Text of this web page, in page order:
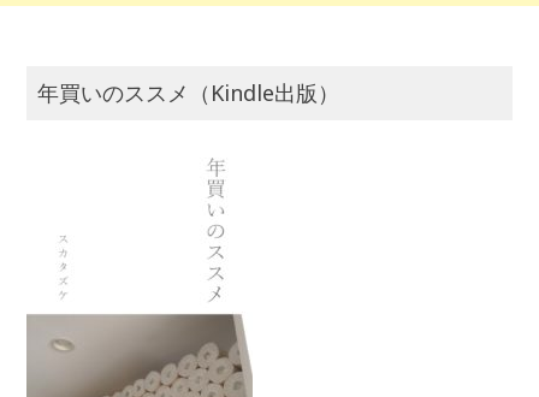
年買いのススメ（Kindle出版）